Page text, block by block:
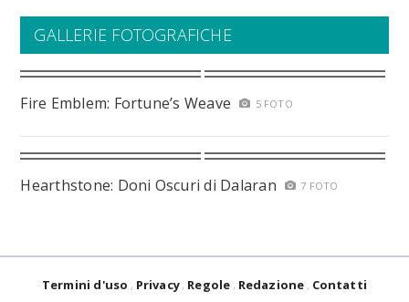
GALLERIE FOTOGRAFICHE
Fire Emblem: Fortune’s Weave 5 FOTO
Hearthstone: Doni Oscuri di Dalaran 7 FOTO
Termini d'uso Privacy Regole Redazione Contatti